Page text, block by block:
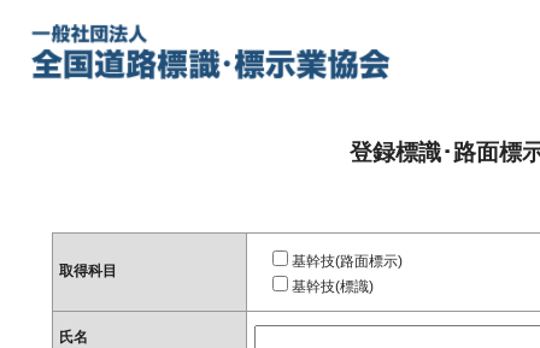
登録標識･路面標
取得科目
基幹技(路面標示)
基幹技(標識)
氏名